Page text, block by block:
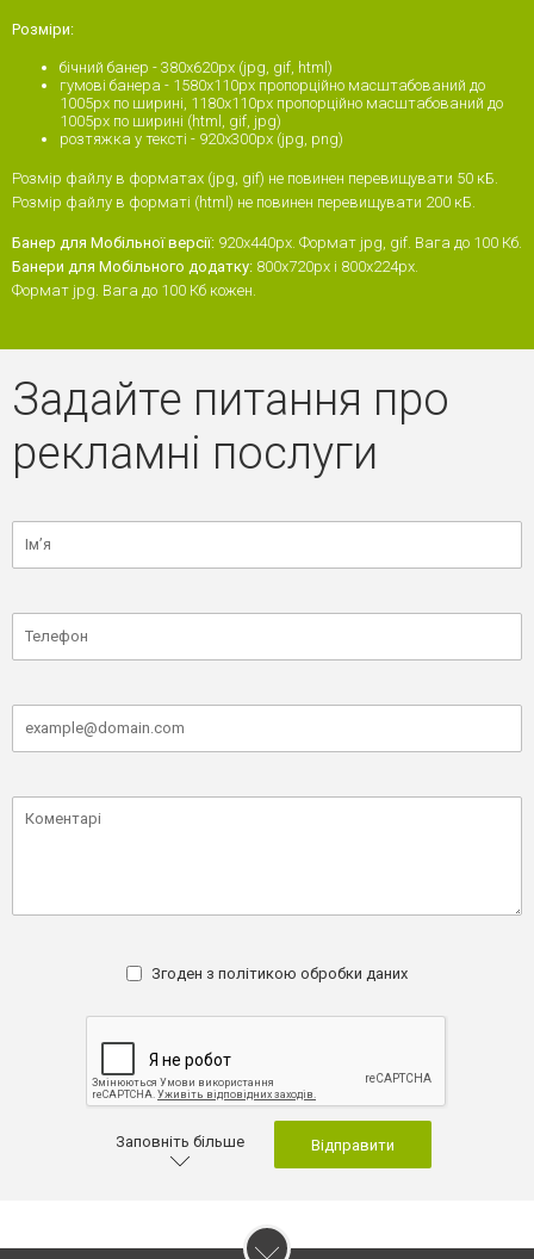
Розміри:
бічний банер - 380x620px (jpg, gif, html)
гумові банера - 1580х110px пропорційно масштабований до
1005px по ширині, 1180х110px пропорційно масштабований до
1005px по ширині (html, gif, jpg)
розтяжка у тексті - 920х300рх (jpg, png)
Розмір файлу в форматах (jpg, gif) не повинен перевищувати 50 кБ.
Розмір файлу в форматі (html) не повинен перевищувати 200 кБ.
Банер для Мобільної версії: 920x440px. Формат jpg, gif. Вага до 100 Кб.
Банери для Мобільного додатку: 800х720px і 800х224px.
Формат jpg. Вага до 100 Кб кожен.
Задайте питання про
рекламні послуги
Згоден з політикою обробки даних
Заповніть більше Відправити